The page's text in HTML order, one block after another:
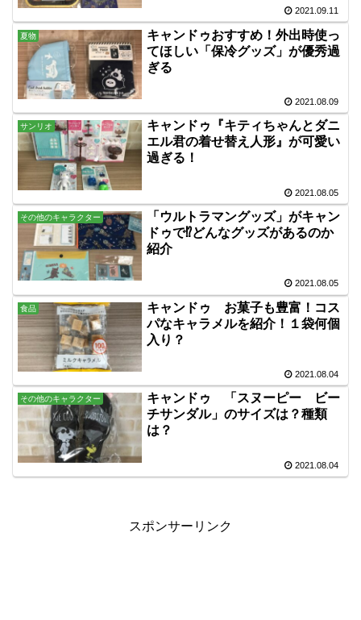
2021.09.11
夏物
キャンドゥおすすめ！外出時使っ
てほしい「保冷グッズ」が優秀過
ぎる
2021.08.09
サンリオ
キャンドゥ『キティちゃんとダニ
エル君の着せ替え人形』が可愛い
過ぎる！
2021.08.05
その他のキャラクター
「ウルトラマングッズ」がキャン
ドゥで⁉どんなグッズがあるのか
紹介
2021.08.05
食品
キャンドゥ お菓子も豊富！コス
パなキャラメルを紹介！１袋何個
入り？
2021.08.04
その他のキャラクター
キャンドゥ 「スヌーピー ビー
チサンダル」のサイズは？種類
は？
2021.08.04
スポンサーリンク